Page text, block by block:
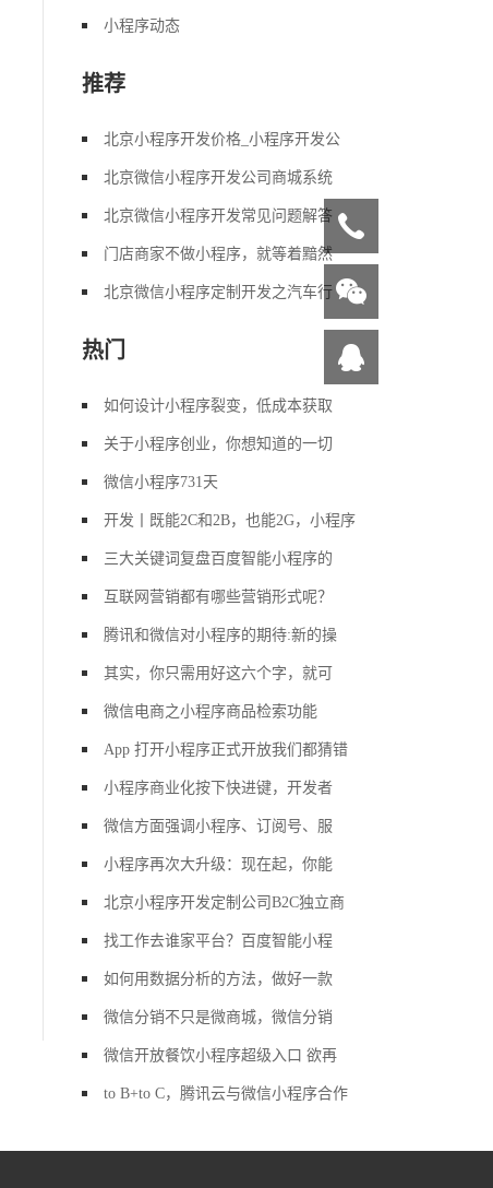
小程序动态
推荐
北京小程序开发价格_小程序开发公
北京微信小程序开发公司商城系统
北京微信小程序开发常见问题解答
门店商家不做小程序，就等着黯然
北京微信小程序定制开发之汽车行
热门
如何设计小程序裂变，低成本获取
关于小程序创业，你想知道的一切
微信小程序731天
开发丨既能2C和2B，也能2G，小程序
三大关键词复盘百度智能小程序的
互联网营销都有哪些营销形式呢？
腾讯和微信对小程序的期待:新的操
其实，你只需用好这六个字，就可
微信电商之小程序商品检索功能
App 打开小程序正式开放我们都猜错
小程序商业化按下快进键，开发者
微信方面强调小程序、订阅号、服
小程序再次大升级：现在起，你能
北京小程序开发定制公司B2C独立商
找工作去谁家平台？百度智能小程
如何用数据分析的方法，做好一款
微信分销不只是微商城，微信分销
微信开放餐饮小程序超级入口 欲再
to B+to C，腾讯云与微信小程序合作